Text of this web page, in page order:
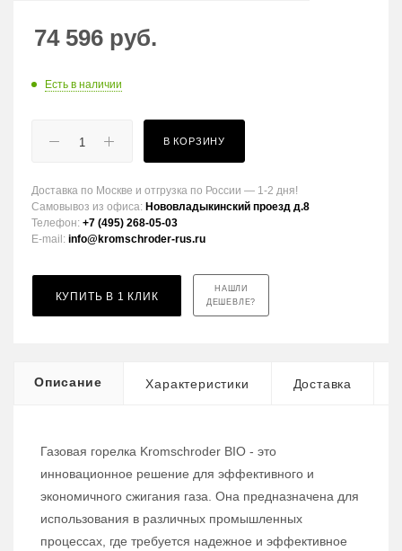
74 596 руб.
Есть в наличии
В КОРЗИНУ
Доставка по Москве и отгрузка по России — 1-2 дня!
Самовывоз из офиса: Нововладыкинский проезд д.8
Телефон: +7 (495) 268-05-03
E-mail: info@kromschroder-rus.ru
КУПИТЬ В 1 КЛИК
НАШЛИ
ДЕШЕВЛЕ?
Описание Характеристики Доставка
Газовая горелка Kromschroder BIO - это
инновационное решение для эффективного и
экономичного сжигания газа. Она предназначена для
использования в различных промышленных
процессах, где требуется надежное и эффективное